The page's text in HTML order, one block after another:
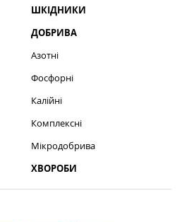
ШКІДНИКИ
ДОБРИВА
Азотні
Фосфорні
Калійні
Комплексні
Мікродобрива
ХВОРОБИ